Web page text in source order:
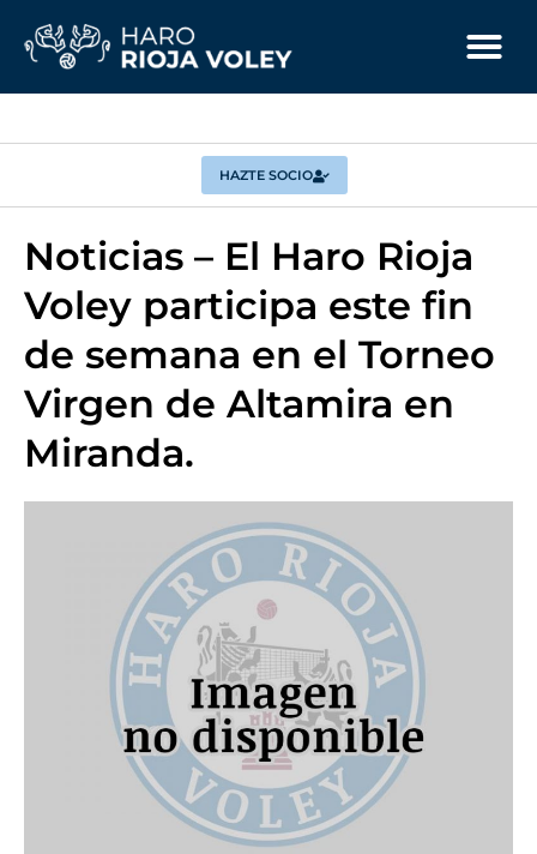
HAZTE SOCIO
Noticias – El Haro Rioja
Voley participa este fin
de semana en el Torneo
Virgen de Altamira en
Miranda.